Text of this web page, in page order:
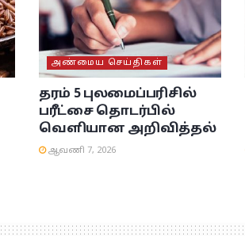
அண்மைய செய்திகள்
தரம் 5 புலமைப்பரிசில்
பரீட்சை தொடர்பில்
வெளியான அறிவித்தல்
ஆவணி 7, 2026